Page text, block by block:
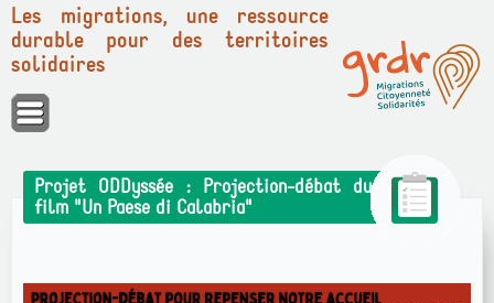
Panneau de gestion des cookies
Les migrations, une ressource
durable pour des territoires
solidaires
Projet ODDyssée : Projection-débat du
film "Un Paese di Calabria"